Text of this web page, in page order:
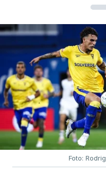
Foto: